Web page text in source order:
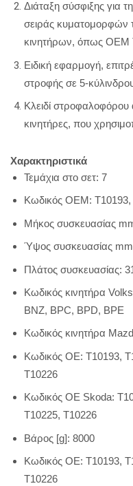
Διάταξη σύσφιξης για
σειράς κυματομορφών
κινητήρων, όπως OEM
Ειδική εφαρμογή,
στροφής σε 5-
Κλειδί στροφαλοφόρου
κινητήρες, που
Χαρακτηριστικά
Τεμάχια στο σετ: 7
Κωδικός OEM : T10193,
Μήκος συσκευασίας
Ύψος συσκευασίας mm
Πλάτος συσκευασίας:
Κωδικός κινητήρα
BNZ, BPC, BPD, BPE
Κωδικός κινητήρα
Κωδικός ΟΕ: Τ10193, Τ
Τ10226
Κωδικός OE Skoda: T
T10225, T10226
Βάρος [g]: 8000
Κωδικός ΟΕ: Τ10193, Τ
Τ10226